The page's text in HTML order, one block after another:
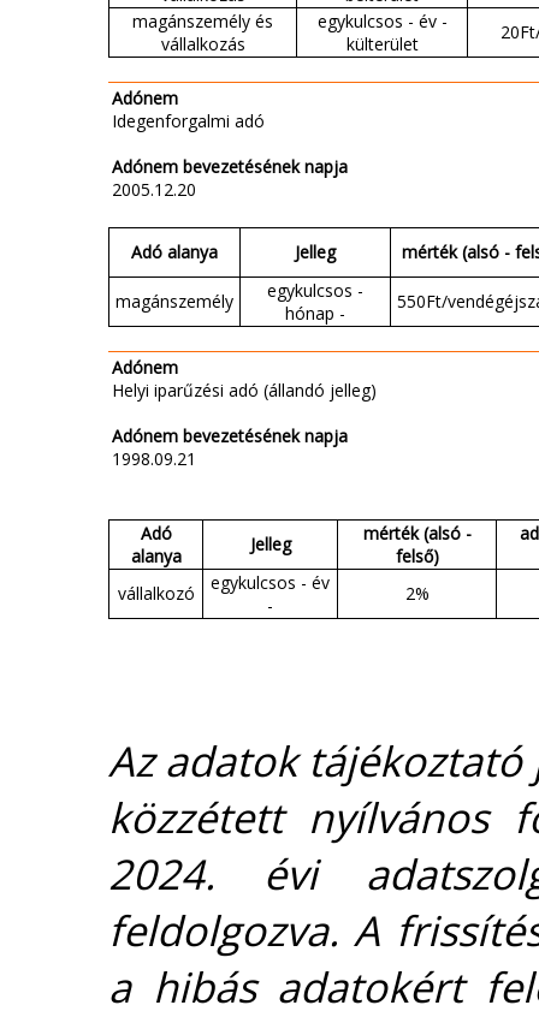
magánszemély és
vállalkozás
egykulcsos - év -
külterület
Adónem
Idegenforgalmi adó
Adónem bevezetésének napja
2005.12.20
Adó alanya Jelleg mérték (alsó -
magánszemély
egykulcsos -
hónap -
550Ft/
Adónem
Helyi iparűzési adó (állandó jelleg)
Adónem bevezetésének napja
1998.09.21
Adó
alanya
Jelleg
mérték (alsó -
felső)
vállalkozó
egykulcsos - év
-
2%
Az adatok
közzétett nyílvános
2024. évi
feldolgozva. A
a hibás adatokért